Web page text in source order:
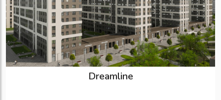
Dreamline